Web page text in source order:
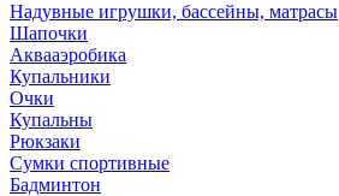
Надувные игрушки, бассейны, матрасы
Шапочки
Аквааэробика
Купальники
Очки
Купальны
Рюкзаки
Сумки спортивные
Бадминтон